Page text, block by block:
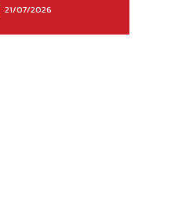
21/07/2026